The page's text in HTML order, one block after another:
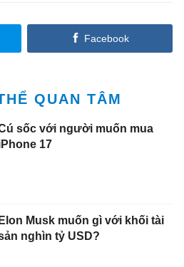
Facebook
QUAN TÂM
sốc với người muốn mua
17
Elon Musk muốn gì với khối tài
nghìn tỷ USD?